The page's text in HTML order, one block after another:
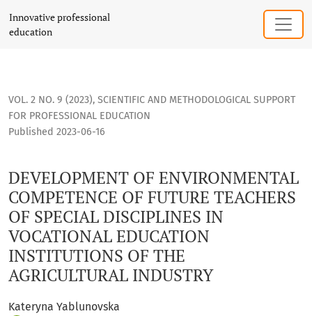
DEVELOPMENT OF ENVIRONMENTAL COMPETENCE OF
Innovative professional
education
VOL. 2 NO. 9 (2023), SCIENTIFIC AND METHODOLOGICAL SUPPORT
FOR PROFESSIONAL EDUCATION
DEVELOPMENT OF ENVIRONMENTAL
COMPETENCE OF FUTURE TEACHERS
OF SPECIAL DISCIPLINES IN
VOCATIONAL EDUCATION
INSTITUTIONS OF THE
AGRICULTURAL INDUSTRY
Published 2023-06-16
Kateryna Yablunovska